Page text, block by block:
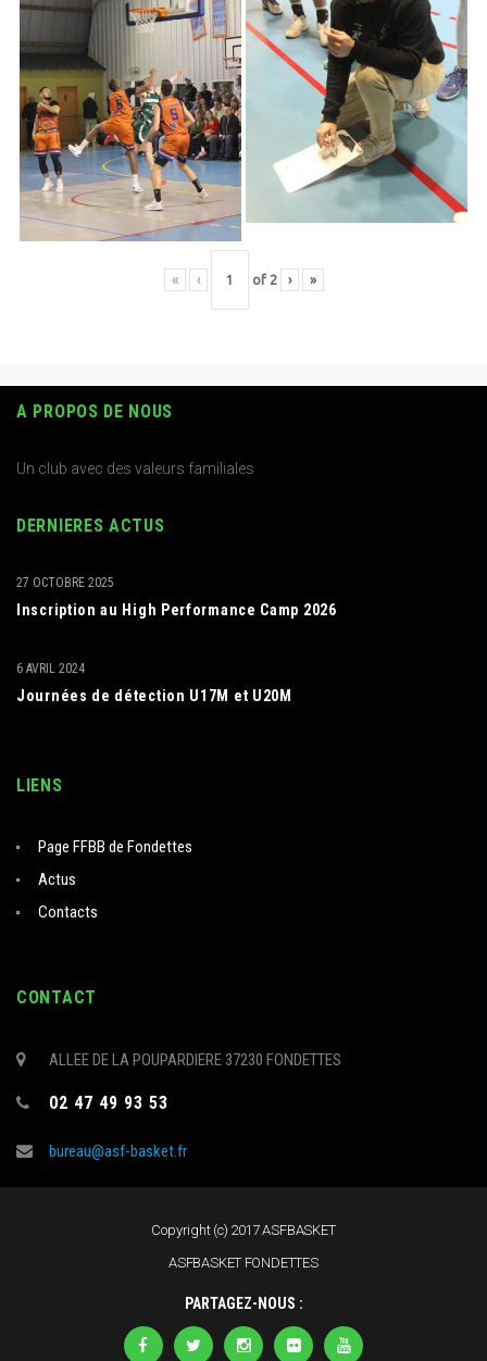
« ‹ of 2 › »
A PROPOS DE NOUS
Un club avec des valeurs familiales
DERNIERES ACTUS
Inscription au High Performance Camp 2026
27 OCTOBRE 2025
Journées de détection U17M et U20M
6 AVRIL 2024
LIENS
Page FFBB de Fondettes
Actus
Contacts
CONTACT
ALLEE DE LA POUPARDIERE 37230 FONDETTES
02 47 49 93 53
bureau@asf-basket.fr
Copyright (c) 2017 ASFBASKET
ASFBASKET FONDETTES
PARTAGEZ-NOUS :